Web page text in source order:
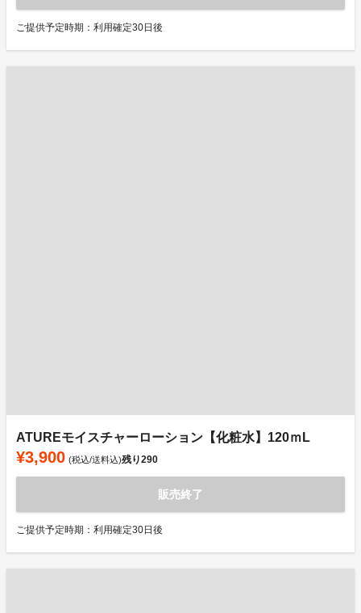
ご提供予定時期：利用確定30日後
ATUREモイスチャーローション【化粧水】120ｍL
¥3,900 (税込/送料込)残り290
販売終了
ご提供予定時期：利用確定30日後